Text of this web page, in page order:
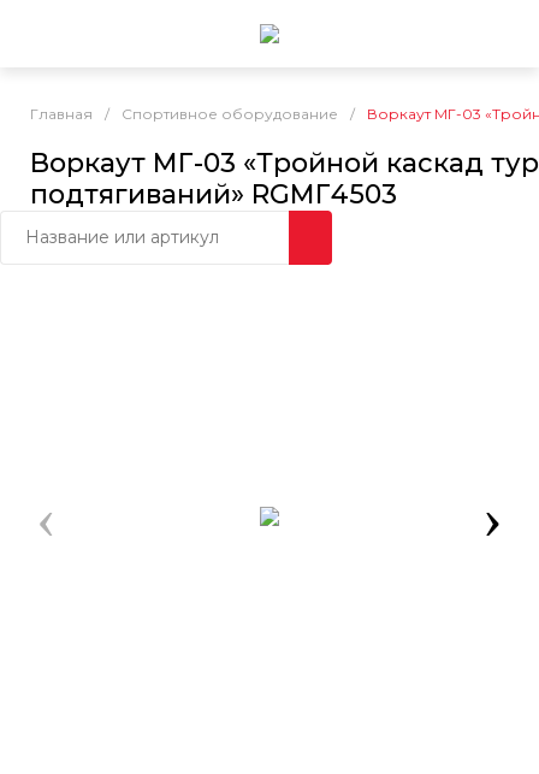
Главная / Спортивное оборудование / Воркаут МГ-03
Воркаут МГ-03 «Тройной каскад
подтягиваний» RGМГ4503
‹ ›